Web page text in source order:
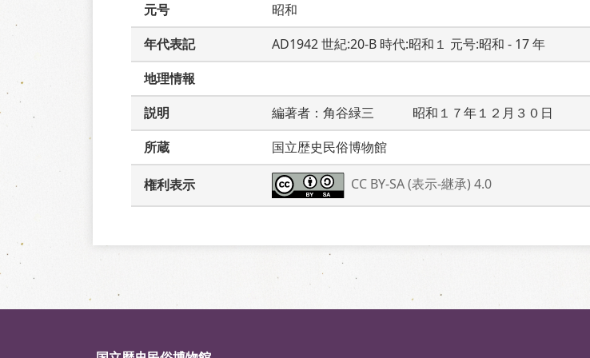
元号
昭和
年代表記
AD1942 世紀:20-B 時代:昭和１ 元号:昭和 - 17 年
地理情報
説明
編著者：角谷緑三　　　昭和１７年１２月３０日　　
所蔵
国立歴史民俗博物館
権利表示 CC BY-SA (表示-継承) 4.0